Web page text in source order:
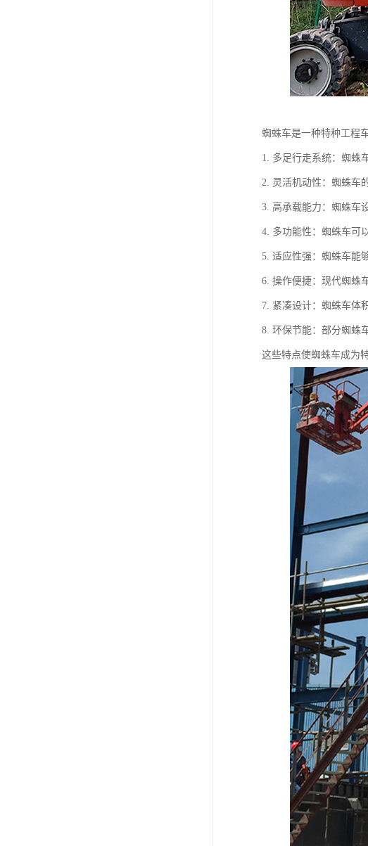
蜘蛛车是一种特种工程
1. 多足行走系统：蜘蛛
2. 灵活机动性：蜘蛛车
3. 高承载能力：蜘蛛车
4. 多功能性：蜘蛛车可
5. 适应性强：蜘蛛车能
6. 操作便捷：现代蜘蛛
7. 紧凑设计：蜘蛛车体
8. 环保节能：部分蜘蛛
这些特点使蜘蛛车成为